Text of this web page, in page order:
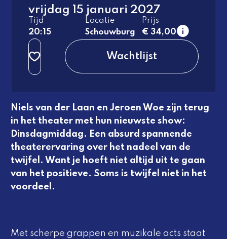
vrijdag 15 januari 2027
Tijd
20:15
Locatie
Schouwburg
Prijs
€ 34,00
1e rang
normaal
2e rang
normaal
3e rang
beperkt zicht
Wachtlijst
Niels van der Laan en Jeroen Woe zijn terug
in het theater met hun nieuwste show:
Dinsdagmiddag. Een absurd spannende
theaterervaring over het nadeel van de
twijfel. Want je hoeft niet altijd uit te gaan
van het positieve. Soms is twijfel niet in het
voordeel.
Met scherpe grappen en muzikale acts staat